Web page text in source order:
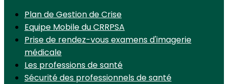
Plan de Gestion de Crise
Equipe Mobile du CRRPSA
Prise de rendez-vous examens d'imagerie
médicale
Les professions de santé
Sécurité des professionnels de santé